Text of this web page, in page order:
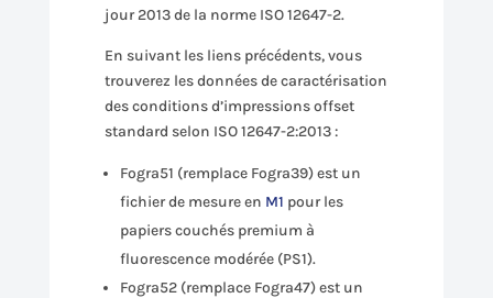
jour 2013 de la norme ISO 12647-2.
En suivant les liens précédents, vous
trouverez les données de caractérisation
des conditions d’impressions offset
standard selon ISO 12647-2:2013 :
Fogra51 (remplace Fogra39) est un
fichier de mesure en M1 pour les
papiers couchés premium à
fluorescence modérée (PS1).
Fogra52 (remplace Fogra47) est un